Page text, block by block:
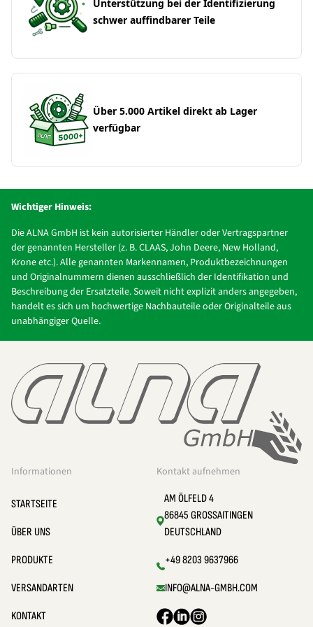
Unterstützung bei der Identifizierung
schwer auffindbarer Teile
Über 5.000 Artikel direkt ab Lager
verfügbar
Wichtiger Hinweis:
Die ALNA GmbH ist kein autorisierter Händler oder Vertragspartner
der genannten Hersteller (z. B. CLAAS, John Deere, New Holland,
Krone etc.). Alle genannten Markennamen, Produktbezeichnungen
und Originalnummern dienen ausschließlich der Identifikation und
Beschreibung der Ersatzteile. Soweit nicht explizit anders angegeben,
handelt es sich um hochwertige Nachbauteile oder Originalteile aus
unabhängiger Quelle.
Informationen
STARTSEITE
ÜBER UNS
PRODUKTE
VERSANDARTEN
KONTAKT
Kontakt aufnehmen
AM ÖLFELD 4
86845 GROSSAITINGEN
DEUTSCHLAND
+49 8203 9637966
INFO@ALNA-GMBH.COM